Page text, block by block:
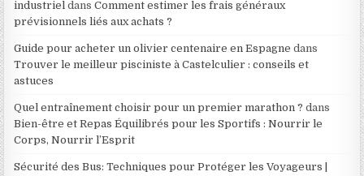
industriel dansComment estimer les frais généraux
prévisionnels liés aux achats ?
Guide pour acheter un olivier centenaire en Espagne dans
Trouver le meilleur pisciniste à Castelculier : conseils et
astuces
Quel entraînement choisir pour un premier marathon ? dans
Bien-être et Repas Équilibrés pour les Sportifs : Nourrir le
Corps, Nourrir l’Esprit
Sécurité des Bus: Techniques pour Protéger les Voyageurs |